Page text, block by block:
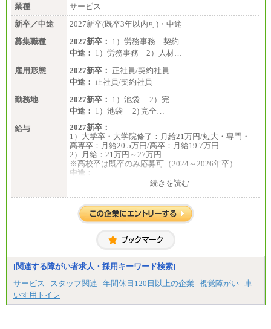
業種
サービス
新卒／中途
2027新卒(既卒3年以内可)・中途
募集職種
2027新卒： 1）労務事務…契約…
中途： 1）労務事務 2）人材…
雇用形態
2027新卒： 正社員/契約社員
中途： 正社員/契約社員
勤務地
2027新卒： 1）池袋 2）完…
中途： 1）池袋 2) 完全…
給与
2027新卒：
1）大学卒・大学院修了：月給21万円/短大・専門・
高専卒：月給20.5万円/高卒：月給19.7万円
2）月給：21万円～27万円
※高校卒は既卒のみ応募可（2024～2026年卒）
中途：
1）月給：21万円～25万円+ 続きを読む
[関連する障がい者求人・採用キーワード検索]
サービス
スタッフ関連 年間休日120日以上の企業 視覚障がい 車
いす用トイレ